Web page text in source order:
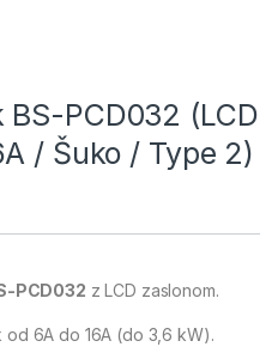
PCD032 (LCD
/ Šuko / Type 2)
PCD032 z LCD zaslonom.
od 6A do 16A (do 3,6 kW).